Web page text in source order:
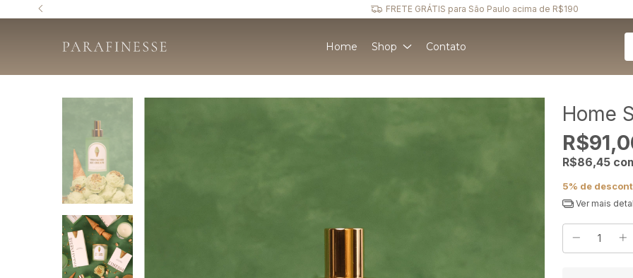
Home Shop Contato
Home
R$86,45
5% de
Ver mais